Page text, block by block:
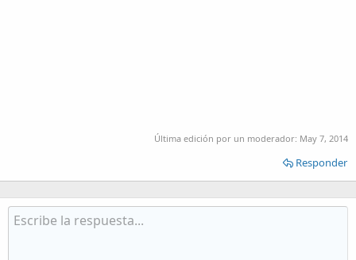
Última edición por un moderador: May 7, 2014
Responder